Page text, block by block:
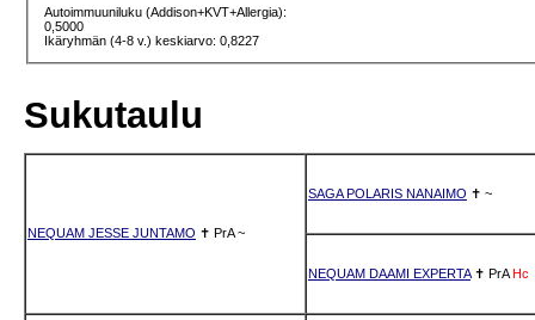
Autoimmuuniluku (Addison+KVT+Allergia):
0,5000
Ikäryhmän (4-8 v.) keskiarvo: 0,8227
Sukutaulu
NEQUAM JESSE JUNTAMO ✝ PrA ~
SAGA POLARIS NANAIMO ✝ ~
NEQUAM DAAMI EXPERTA✝ PrA Hc